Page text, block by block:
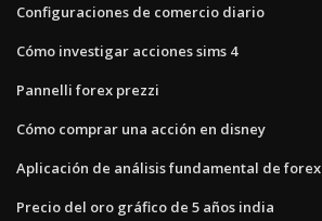
Configuraciones de comercio diario
Cómo investigar acciones sims 4
Pannelli forex prezzi
Cómo comprar una acción en disney
Aplicación de análisis fundamental de forex
Precio del oro gráfico de 5 años india